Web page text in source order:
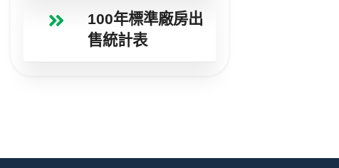
100年標準廠房出
售統計表